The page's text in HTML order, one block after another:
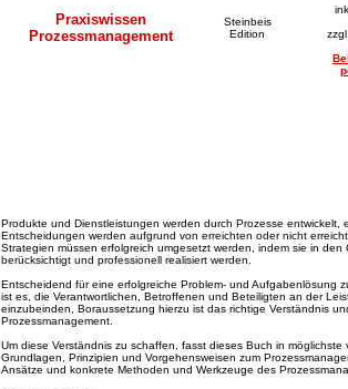
Praxiswissen
Prozessmanagement
Steinbeis
Edition
Produkte und Dienstleistungen werden durch Prozesse entwickelt,
Entscheidungen werden aufgrund von erreichten oder nicht
Strategien müssen erfolgreich umgesetzt werden, indem sie in
berücksichtigt und professionell realisiert werden.
Entscheidend für eine erfolgreiche Problem- und Aufgabenlösung
ist es, die Verantwortlichen, Betroffenen und Beteiligten an der
einzubeinden, Boraussetzung hierzu ist das richtige Verständnis
Prozessmanagement.
Um diese Verständnis zu schaffen, fasst dieses Buch in möglichste
Grundlagen, Prinzipien und Vorgehensweisen zum
Ansätze und konkrete Methoden und Werkzeuge des